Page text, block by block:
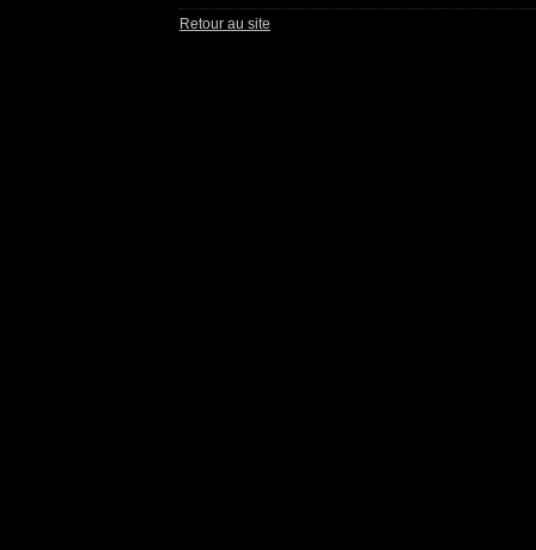
Retour au site